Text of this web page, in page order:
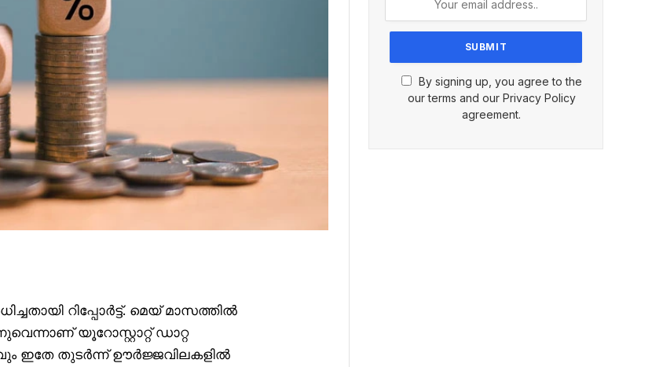
റിപ്പോർട്ട്. മെയ് മാസത്തിൽ
യൂറോസ്റ്റാറ്റ് ഡാറ്റ
ഇതേ തുടർന്ന് ഊർജ്ജവിലകളിൽ
By signing up, you agree to the
our terms and our Privacy Policy
agreement.